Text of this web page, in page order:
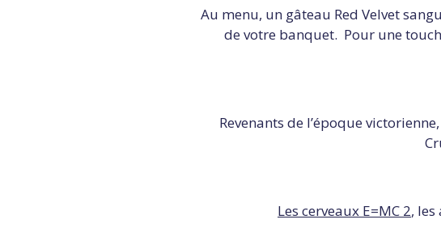
Au menu, un gâteau Red Velvet
de votre banquet. Pour une
Revenants de l’époque
Les cerveaux E=MC 2,